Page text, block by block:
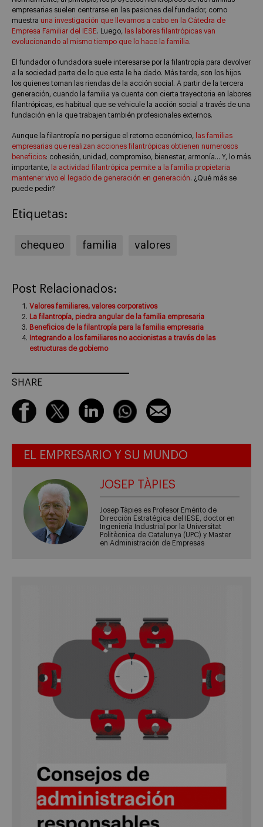
empresarias suelen centrarse en las pasiones del fundador, como
muestra una investigación que llevamos a cabo en la Cátedra de
Empresa Familiar del IESE . Luego,
las labores filantrópicas van
evolucionando al mismo tiempo que lo hace la familia.
El fundador o fundadora suele interesarse por la filantropía para devolver
a la sociedad parte de lo que esta le ha dado. Más tarde, son los hijos
los quienes toman las riendas de la acción social. A partir de la tercera
generación, cuando la familia ya cuenta con cierta trayectoria en labores
filantrópicas, es habitual que se vehicule la acción social a través de una
fundación en la que trabajen también profesionales externos.
Aunque la filantropía no persigue el retorno económico,
las familias
empresarias que realizan acciones filantrópicas obtienen numerosos
beneficios: cohesión, unidad, compromiso, bienestar, armonía… Y, lo más
importante,
la actividad filantrópica permite a la familia propietaria
mantener vivo el legado de generación en generación. ¿Qué más se
puede pedir?
Etiquetas:
chequeo familia valores
Post Relacionados:
Valores familiares, valores corporativos
La filantropía, piedra angular de la familia empresaria
Beneficios de la filantropía para la familia empresaria
Integrando a los familiares no accionistas a través de las
estructuras de gobierno
SHARE
EL EMPRESARIO Y SU MUNDO
JOSEP TÀPIES
Josep Tàpies es Profesor Emérito de
Dirección Estratégica del IESE, doctor en
Ingeniería Industrial por la Universitat
Politècnica de Catalunya (UPC) y Master
en Administración de Empresas